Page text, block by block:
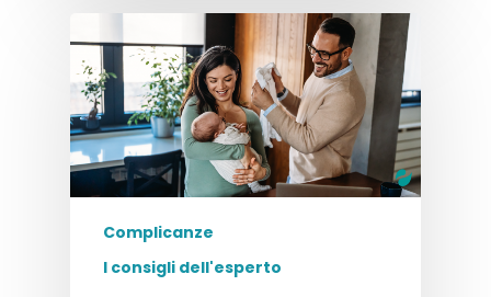
Complicanze
I consigli dell'esperto